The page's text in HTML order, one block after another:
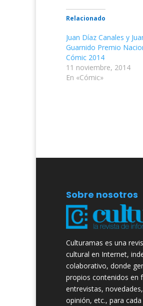
Relacionado
Juan Díaz Canales y
Guarnido Premio
Cómic 2014
11 noviembre, 2014
En «Cómic»
Sobre nosotros
Culturamas es una
cultural en Internet,
colaborativo, donde
propios contenidos en
entrevistas,
opinión, etc., para